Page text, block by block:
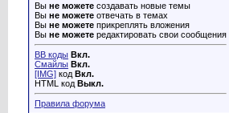
Вы не можете создавать новые темы
Вы не можете отвечать в темах
Вы не можете прикреплять вложения
Вы не можете редактировать свои сообщения
BB коды Вкл.
Смайлы Вкл.
[IMG] код Вкл.
HTML код Выкл.
Правила форума